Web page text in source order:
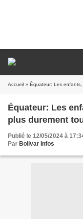
Accueil » Équateur: Les enfants,
Équateur: Les
plus durement
Publié le 12/05/2024 à
Par Bolivar Infos